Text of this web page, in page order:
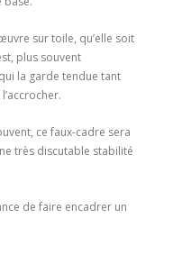
sur toile, qu’elle soit
plus souvent
la garde tendue tant
ce faux-cadre sera
très discutable stabilité
de faire encadrer un